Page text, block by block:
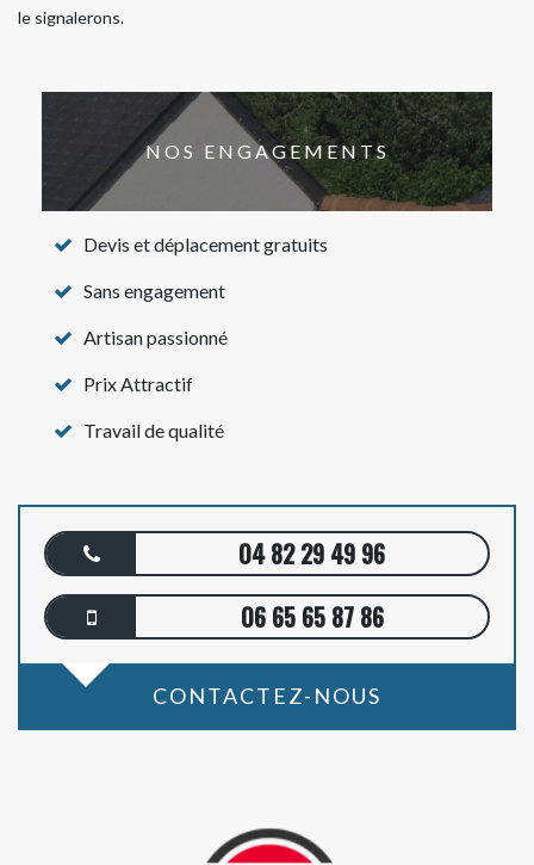
le signalerons.
NOS ENGAGEMENTS
Devis et déplacement gratuits
Sans engagement
Artisan passionné
Prix Attractif
Travail de qualité
04 82 29 49 96
06 65 65 87 86
CONTACTEZ-NOUS